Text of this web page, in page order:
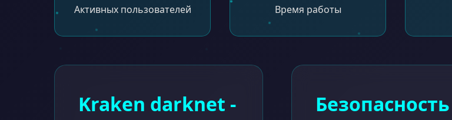
Активных пользователей Время работы
Kraken darknet -
Безопасность